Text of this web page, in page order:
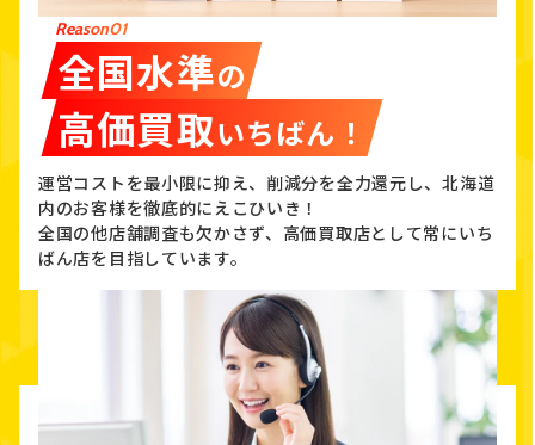
Reason01
全国水準の
高価買取いちばん！
運営コストを最小限に抑え、削減分を全力還元し、北海道
内のお客様を徹底的にえこひいき！
全国の他店舗調査も欠かさず、高価買取店として常にいち
ばん店を目指しています。